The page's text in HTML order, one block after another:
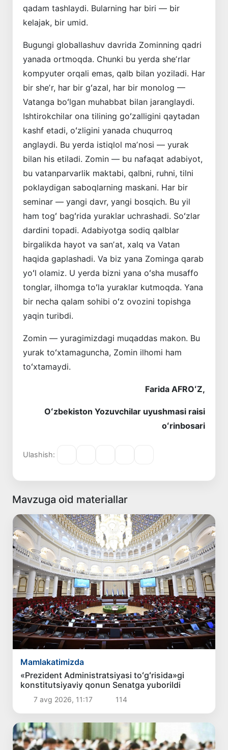
qadam tashlaydi. Bularning har biri — bir
kelajak, bir umid.
Bugungi globallashuv davrida Zominning qadri
yanada ortmoqda. Chunki bu yerda sheʼrlar
kompyuter orqali emas, qalb bilan yoziladi. Har
bir sheʼr, har bir gʻazal, har bir monolog —
Vatanga boʻlgan muhab­bat bilan jaranglaydi.
Ishtirokchilar ona tilining goʻzalligini qaytadan
kashf etadi, oʻzligini yanada chuqurroq
anglaydi. Bu yerda istiqlol maʼnosi — yurak
bilan his etiladi. Zomin — bu nafaqat adabiyot,
bu vatanparvarlik maktabi, qalbni, ruhni, tilni
poklaydigan saboqlarning maskani. Har bir
seminar — yangi davr, yangi bosqich. Bu yil
ham togʻ bagʻrida yuraklar uchrashadi. Soʻzlar
dardini topadi. Adabiyotga sodiq qalblar
birgalikda hayot va sanʼat, xalq va Vatan
haqida gaplashadi. Va biz yana Zominga qarab
yoʻl olamiz. U yerda bizni yana oʻsha musaffo
tonglar, ilhomga toʻla yuraklar kutmoqda. Yana
bir necha qalam sohibi oʻz ovozini topishga
yaqin turibdi.
Zomin — yuragimizdagi muqaddas makon. Bu
yurak toʻxtamaguncha, Zomin ilhomi ham
toʻxtamaydi.
Farida AFROʻZ,
Oʻzbekiston Yozuvchilar uyushmasi raisi
oʻrinbosari
Ulashish:
Mavzuga oid materiallar
Mamlakatimizda
«Prezident Administratsiyasi toʻgʻrisida»gi
konstitutsiyaviy qonun Senatga yuborildi
7 avg 2026, 11:17 114